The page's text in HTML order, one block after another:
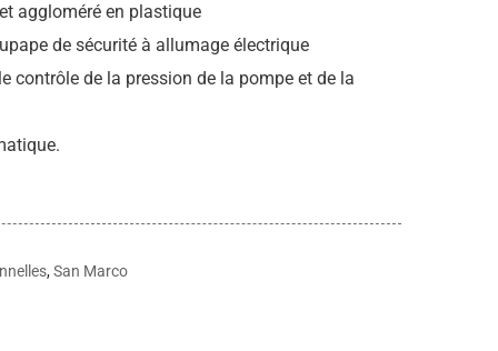
aggloméré en plastique
de sécurité à allumage électrique
contrôle de la pression de la pompe et de la
,San Marco